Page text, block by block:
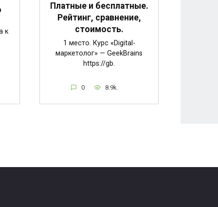
к
Платные и бесплатные.
Рейтинг, сравнение,
стоимость.
1 место. Курс «Digital-
маркетолог» — GeekBrains
https://gb.
0 8.9k.